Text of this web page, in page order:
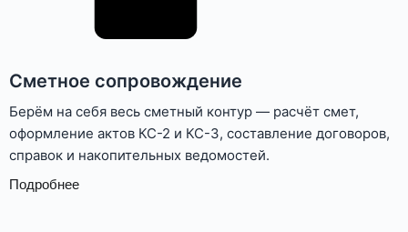
Сметное сопровождение
Берём на себя весь сметный контур — расчёт смет,
оформление актов КС-2 и КС-3, составление договоров,
справок и накопительных ведомостей.
Подробнее